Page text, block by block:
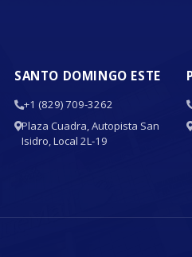
SANTO DOMINGO ESTE
+1 (829) 709-3262
Plaza Cuadra, Autopista San
Isidro, Local 2L-19